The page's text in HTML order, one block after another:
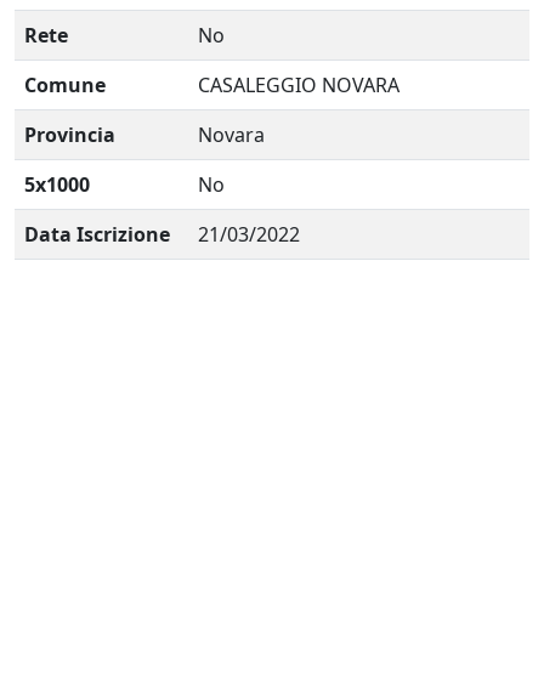
Rete
No
Comune
CASALEGGIO NOVARA
Provincia
Novara
5x1000
No
Data Iscrizione
21/03/2022